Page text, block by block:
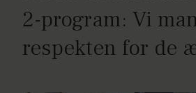
2-program: Vi
respekten for de